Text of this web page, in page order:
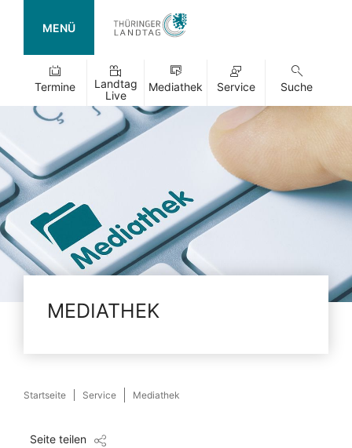
MENÜ
Termine
Landtag
Live
Mediathek Service Suche
MEDIATHEK
Startseite Service Mediathek
Seite teilen